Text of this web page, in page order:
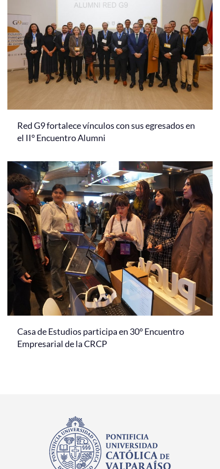
Red G9 fortalece vínculos con sus egresados en
el II° Encuentro Alumni
Casa de Estudios participa en 30° Encuentro
Empresarial de la CRCP